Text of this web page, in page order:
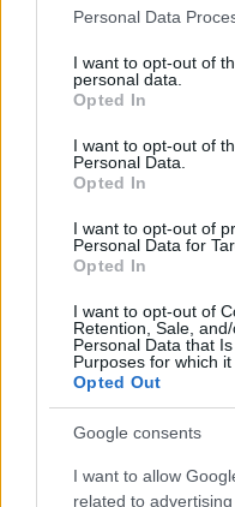
Please note that this
not limited to your visit or
grant or deny consent to
use your data for below
consent section.
Personal Data
I want to opt-out of
personal data.
Opted In
I want to opt-out of
Personal Data.
Opted In
I want to opt-out of
Personal Data for
Opted In
I want to opt-out of
Retention, Sale,
Personal Data that
Purposes for which it
Opted Out
Google consents
I want to allow
related to
Jegyvásárlás a Barba
A koncertek Facebook-
csütörtök: https://
január 29., péntek:
ttps://